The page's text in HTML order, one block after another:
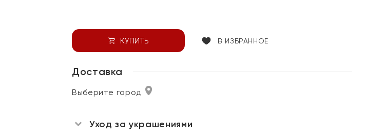
КУПИТЬ В ИЗБРАННОЕ
Доставка
Выберите город
Уход за украшениями